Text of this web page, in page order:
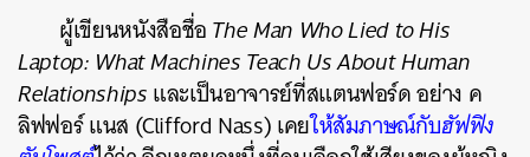
ผู้เขียนหนังสือชื่อThe Man Who Lied to His
Laptop: What Machines Teach Us About Human
Relationshipsและเป็นอาจารย์ที่สแตนฟอร์ด อย่าง ค
ลิฟฟอร์ แนส (Clifford Nass) เคยให้สัมภาษณ์กับฮัฟฟิง